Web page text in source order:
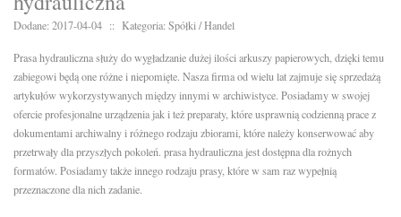
Dodane: 2017-04-04 :: Kategoria: Spółki / Handel
Prasa hydrauliczna służy do wygładzanie dużej ilości arkuszy papierowych, dzięki temu
zabiegowi będą one różne i niepomięte. Nasza firma od wielu lat zajmuje się sprzedażą
artykułów wykorzystywanych między innymi w archiwistyce. Posiadamy w swojej
ofercie profesjonalne urządzenia jak i też preparaty, które usprawnią codzienną prace z
dokumentami archiwalny i różnego rodzaju zbiorami, które należy konserwować aby
przetrwały dla przyszłych pokoleń. prasa hydrauliczna jest dostępna dla rożnych
formatów. Posiadamy także innego rodzaju prasy, które w sam raz wypełnią
przeznaczone dla nich zadanie.